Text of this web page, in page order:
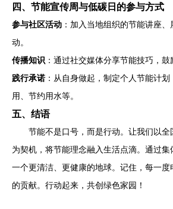
四、节能宣传周与低碳日的参与方式
参与社区活动 ：加入当地组织的节能讲座
动。
传播知识 ：通过社交媒体分享节能技巧，鼓
践行承诺 ：从自身做起，制定个人节能计
用、节约用水等。
五、结语
节能不是口号，而是行动。让我们以全
为契机，将节能理念融入生活点滴。通过
一个更清洁、更健康的地球。记住，每一
的贡献。行动起来，共创绿色家园！